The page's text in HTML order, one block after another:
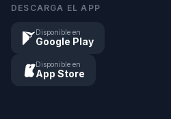
DESCARGA EL APP
Disponible en
Google Play
Disponible en
App Store